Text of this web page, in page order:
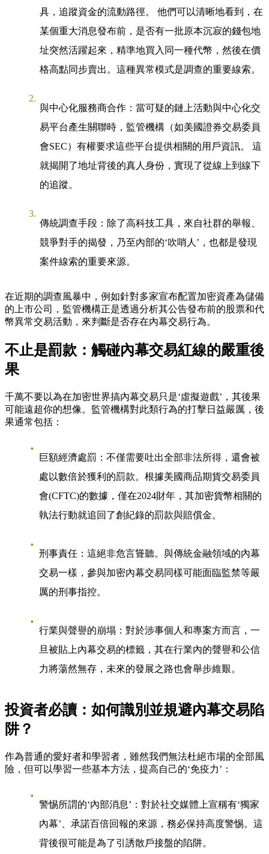
具，追蹤資金的流動路徑。 他們可以清晰地看到，在
某個重大消息發布前，是否有一批原本沉寂的錢包地
址突然活躍起來，精準地買入同一種代幣，然後在價
格高點同步賣出。這種異常模式是調查的重要線索。
與中心化服務商合作 ：當可疑的鏈上活動與中心化交
易平台產生關聯時，監管機構（如美國證券交易委員
會SEC）有權要求這些平台提供相關的用戶資訊。 這
就揭開了地址背後的真人身份，實現了從線上到線下
的追蹤。
傳統調查手段 ：除了高科技工具，來自社群的舉報、
競爭對手的揭發，乃至內部的‘吹哨人’，也都是發現
案件線索的重要來源。
在近期的調查風暴中，例如針對多家宣布配置加密資產為儲備
的上市公司，監管機構正是透過分析其公告發布前的股票和代
幣異常交易活動，來判斷是否存在內幕交易行為。
不止是罰款：觸碰內幕交易紅線的嚴重後
果
千萬不要以為在加密世界搞內幕交易只是‘虛擬遊戲’，其後果
可能遠超你的想像。監管機構對此類行為的打擊日益嚴厲，後
果通常包括：
巨額經濟處罰 ：不僅需要吐出全部非法所得，還會被
處以數倍於獲利的罰款。根據美國商品期貨交易委員
會(CFTC)的數據，僅在2024財年，其加密貨幣相關的
執法行動就追回了創紀錄的罰款與賠償金。
刑事責任 ：這絕非危言聳聽。與傳統金融領域的內幕
交易一樣，參與加密內幕交易同樣可能面臨監禁等嚴
厲的刑事指控。
行業與聲譽的崩塌 ：對於涉事個人和專案方而言，一
旦被貼上內幕交易的標籤，其在行業內的聲譽和公信
力將蕩然無存，未來的發展之路也會舉步維艱。
投資者必讀：如何識別並規避內幕交易陷
阱？
作為普通的愛好者和學習者，雖然我們無法杜絕市場的全部風
險，但可以學習一些基本方法，提高自己的‘免疫力’：
警惕所謂的‘內部消息’ ：對於社交媒體上宣稱有‘獨家
內幕’、承諾百倍回報的來源，務必保持高度警惕。這
背後很可能是為了引誘散戶接盤的陷阱。